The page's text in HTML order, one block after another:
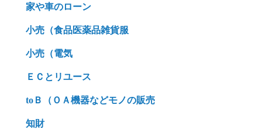
家や車のローン
小売（食品医薬品雑貨服
小売（電気
ＥＣとリユース
toＢ（ＯＡ機器などモノの販売
知財